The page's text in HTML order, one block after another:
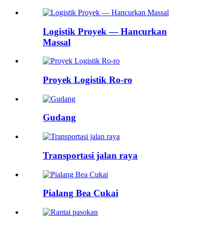
Logistik Proyek — Hancurkan
Massal
Proyek Logistik Ro-ro
Gudang
Transportasi jalan raya
Pialang Bea Cukai